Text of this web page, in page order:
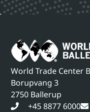
World Trade Center
Borupvang 3
2750 Ballerup
+45 8877 6000